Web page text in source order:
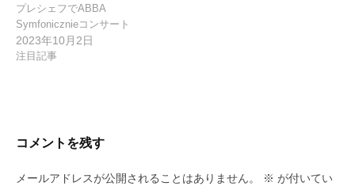
プレシェフでABBA
Symfonicznieコンサート
2023年10月2日
注目記事
コメントを残す
メールアドレスが公開されることはありません。 ※ が付いてい